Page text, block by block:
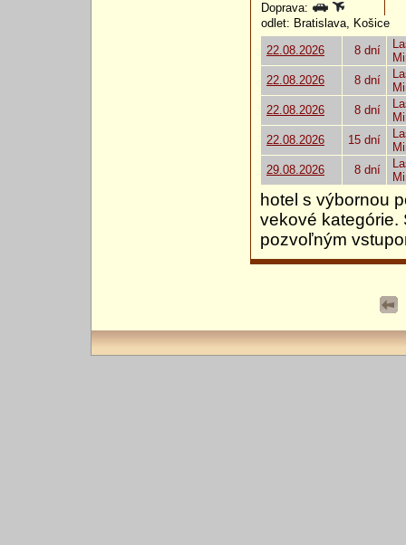
Doprava:
odlet: Bratislava, Košice
22.08.2026
8 dní
22.08.2026
8 dní
22.08.2026
8 dní
22.08.2026
15 dní
29.08.2026
8 dní
hotel s výbornou
vekové kategórie.
pozvoľným